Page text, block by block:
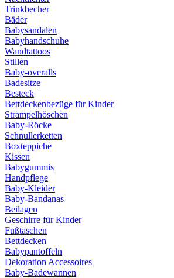
Trinkbecher
Bäder
Babysandalen
Babyhandschuhe
Wandtattoos
Stillen
Baby-overalls
Badesitze
Besteck
Bettdeckenbezüge für Kinder
Strampelhöschen
Baby-Röcke
Schnullerketten
Boxteppiche
Kissen
Babygummis
Handpflege
Baby-Kleider
Baby-Bandanas
Beilagen
Geschirre für Kinder
Fußtaschen
Bettdecken
Babypantoffeln
Dekoration Accessoires
Baby-Badewannen